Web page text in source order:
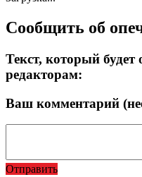
Сообщить об
Текст, который
редакторам:
Ваш комментарий
Отправить